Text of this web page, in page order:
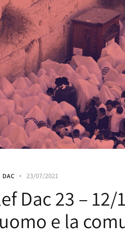
DAC 23/07/2021
Dac 23 – 12/
e la